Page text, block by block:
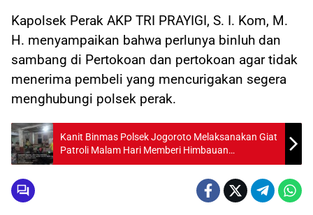
Kapolsek Perak AKP TRI PRAYIGI, S. I. Kom, M.
H. menyampaikan bahwa perlunya binluh dan
sambang di Pertokoan dan pertokoan agar tidak
menerima pembeli yang mencurigakan segera
menghubungi polsek perak.
Kanit Binmas Polsek Jogoroto Melaksanakan Giat
Patroli Malam Hari Memberi Himbauan
Kamtibmas Kepada Pemuda Yang Berada Di